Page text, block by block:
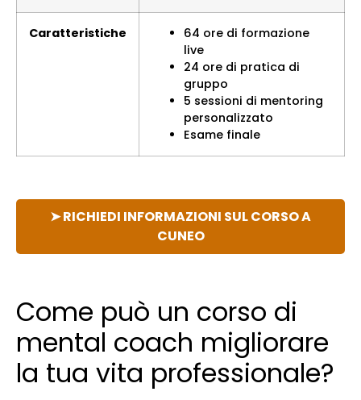
Caratteristiche
64 ore di formazione
live
24 ore di pratica di
gruppo
5 sessioni di mentoring
personalizzato
Esame finale
➤ RICHIEDI INFORMAZIONI SUL CORSO A
CUNEO
Come può un corso di
mental coach migliorare
la tua vita professionale?